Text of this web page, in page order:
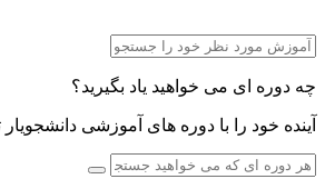
چه دوره ای می خواهید یاد بگیرید؟
آینده خود را با دوره های آموزشی